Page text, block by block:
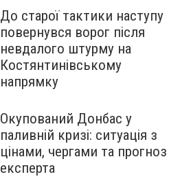
До старої тактики наступу
повернувся ворог після
невдалого штурму на
Костянтинівському
напрямку
Окупований Донбас у
паливній кризі: ситуація з
цінами, чергами та прогноз
експерта